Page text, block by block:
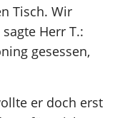
Tisch. Wir
Herr T.:
gesessen,
er doch erst